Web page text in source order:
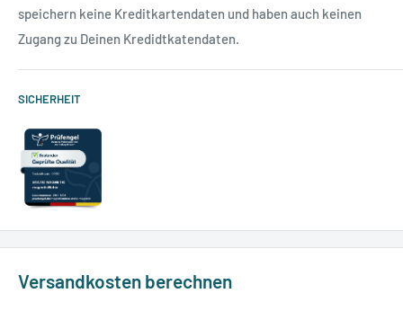
speichern keine Kreditkartendaten und haben auch keinen
Zugang zu Deinen Kredidtkatendaten.
SICHERHEIT
Versandkosten berechnen